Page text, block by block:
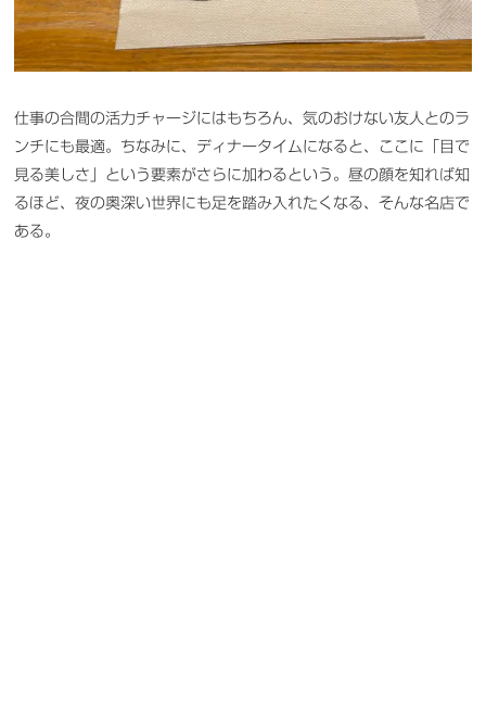
仕事の合間の活力チャージにはもちろん、気のおけない友人とのラ
ンチにも最適。ちなみに、ディナータイムになると、ここに「目で
見る美しさ」という要素がさらに加わるという。昼の顔を知れば知
るほど、夜の奥深い世界にも足を踏み入れたくなる、そんな名店で
ある。